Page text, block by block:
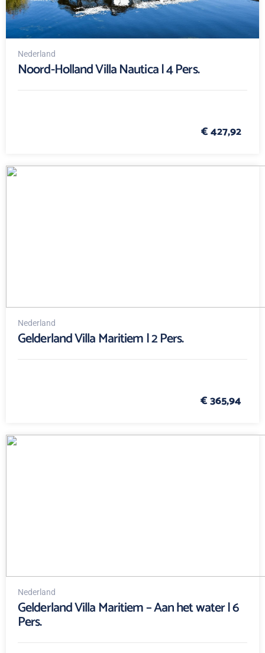
Nederland
Noord-Holland Villa Nautica | 4 Pers.
€ 427,92
Nederland
Gelderland Villa Maritiem | 2 Pers.
€ 365,94
Nederland
Gelderland Villa Maritiem – Aan het water | 6
Pers.